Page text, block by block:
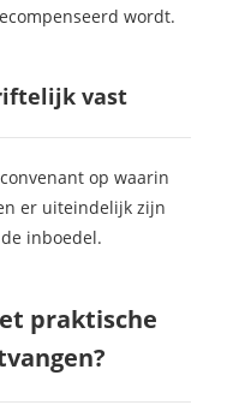
wordt.
vast
op waarin
er uiteindelijk zijn
inboedel.
praktische